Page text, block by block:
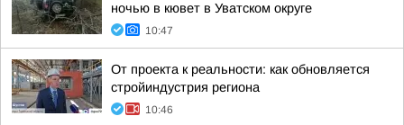
ночью в кювет в Уватском округе
10:47
От проекта к реальности: как обновляется
стройиндустрия региона
10:46